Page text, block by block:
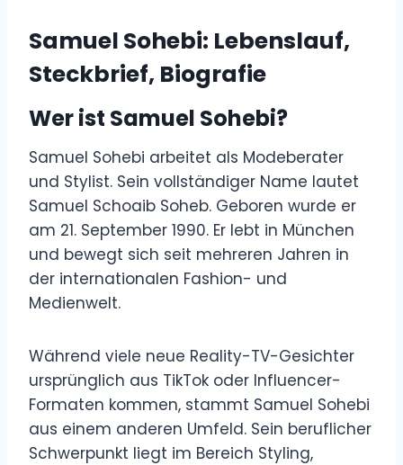
Samuel Sohebi: Lebenslauf,
Steckbrief, Biografie
Wer ist Samuel Sohebi?
Samuel Sohebi arbeitet als Modeberater
und Stylist. Sein vollständiger Name lautet
Samuel Schoaib Soheb. Geboren wurde er
am 21. September 1990. Er lebt in München
und bewegt sich seit mehreren Jahren in
der internationalen Fashion- und
Medienwelt.
Während viele neue Reality-TV-Gesichter
ursprünglich aus TikTok oder Influencer-
Formaten kommen, stammt Samuel Sohebi
aus einem anderen Umfeld. Sein beruflicher
Schwerpunkt liegt im Bereich Styling,